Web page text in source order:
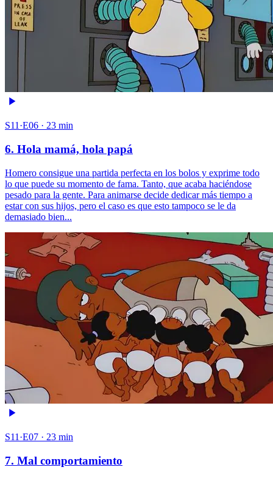
S11·E06 · 23 min
6. Hola mamá, hola papá
Homero consigue una partida perfecta en los bolos y exprime todo
lo que puede su momento de fama. Tanto, que acaba haciéndose
pesado para la gente. Para animarse decide dedicar más tiempo a
estar con sus hijos, pero el caso es que esto tampoco se le da
demasiado bien...
S11·E07 · 23 min
7. Mal comportamiento